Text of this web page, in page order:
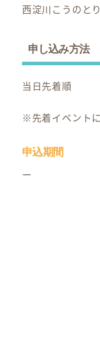
西淀川こうのと
申し込み方法
当日先着順
※先着イベント
申込期間
ー